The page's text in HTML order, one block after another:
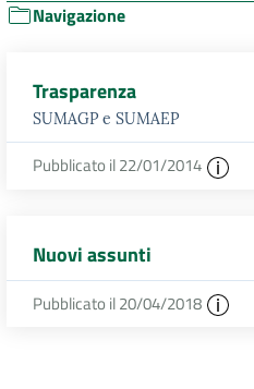
Navigazione
Trasparenza
SUMAGP e SUMAEP
Pubblicato il 22/01/2014
Nuovi assunti
Pubblicato il 20/04/2018